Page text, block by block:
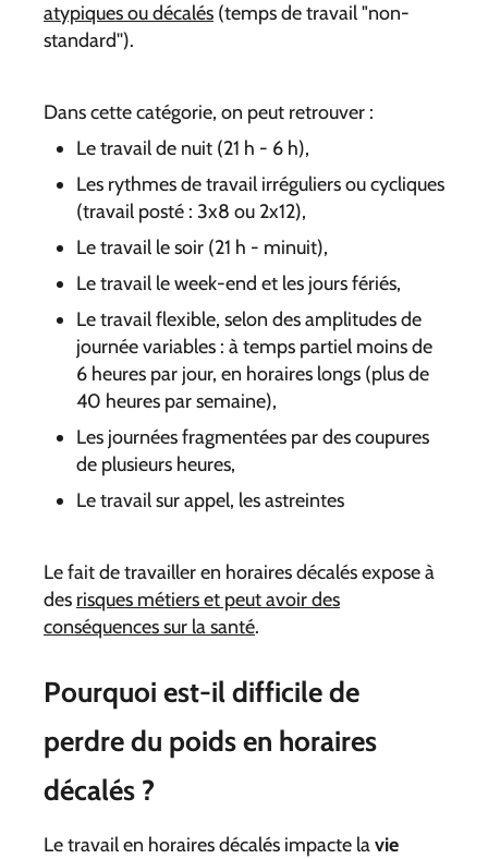
atypiques ou décalés (temps de travail "non-
standard'').
Dans cette catégorie, on peut retrouver :
Le travail de nuit (21 h - 6 h),
Les rythmes de travail irréguliers ou cycliques
(travail posté : 3x8 ou 2x12),
Le travail le soir (21 h - minuit),
Le travail le week-end et les jours fériés,
Le travail flexible, selon des amplitudes de
journée variables : à temps partiel moins de
6 heures par jour, en horaires longs (plus de
40 heures par semaine),
Les journées fragmentées par des coupures
de plusieurs heures,
Le travail sur appel, les astreintes
Le fait de travailler en horaires décalés expose à
des risques métiers et peut avoir des
conséquences sur la santé.
Pourquoi est-il difficile de
perdre du poids en horaires
décalés ?
Le travail en horaires décalés impacte lavie